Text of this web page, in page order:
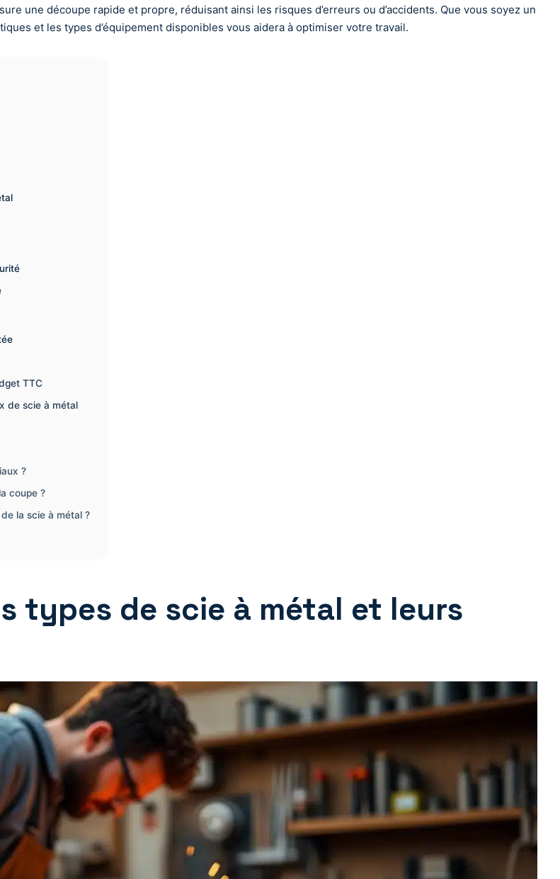
une découpe rapide et propre, réduisant ainsi les risques d’erreurs ou d’accidents. Que vous soyez un
et les types d’équipement disponibles vous aidera à optimiser votre travail.
TTC
de scie à métal
?
coupe ?
la scie à métal ?
types de scie à métal et leurs